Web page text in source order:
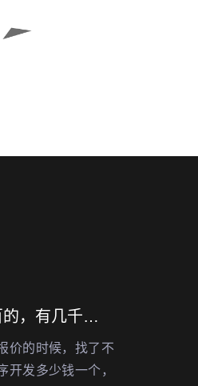
小程序开发多少钱一个?有几百的，有几千的，还有几万的，甚至几十万的这是为啥
价的时候，找了不
开发多少钱一个，